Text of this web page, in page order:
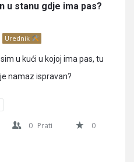
u stanu gdje ima pas?
Urednik
u kući u kojoj ima pas, tu
namaz ispravan?
0 Prati
0